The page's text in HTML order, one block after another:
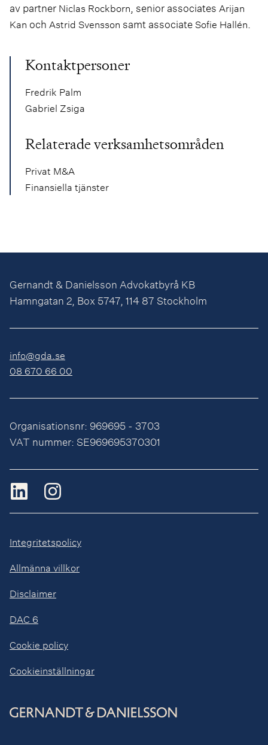
av partner Niclas Rockborn, senior associates Arijan
Kan och Astrid Svensson samt associate Sofie Hallén.
Kontaktpersoner
Fredrik Palm
Gabriel Zsiga
Relaterade verksamhetsområden
Privat M&A
Finansiella tjänster
Gernandt & Danielsson Advokatbyrå KB
Hamngatan 2, Box 5747, 114 87 Stockholm
info@gda.se
08 670 66 00
Organisationsnr: 969695 - 3703
VAT nummer: SE969695370301
Integritetspolicy
Allmänna villkor
Disclaimer
DAC 6
Cookie policy
Cookieinställningar